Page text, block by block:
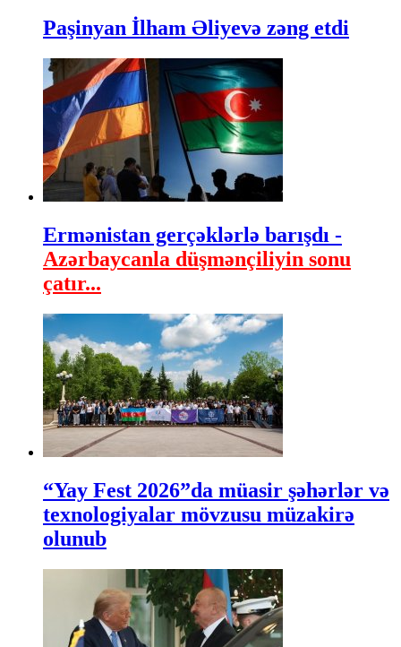
Paşinyan İlham Əliyevə zəng etdi
Ermənistan gerçəklərlə barışdı -
Azərbaycanla düşmənçiliyin sonu
çatır...
“Yay Fest 2026”da müasir şəhərlər və
texnologiyalar mövzusu müzakirə
olunub